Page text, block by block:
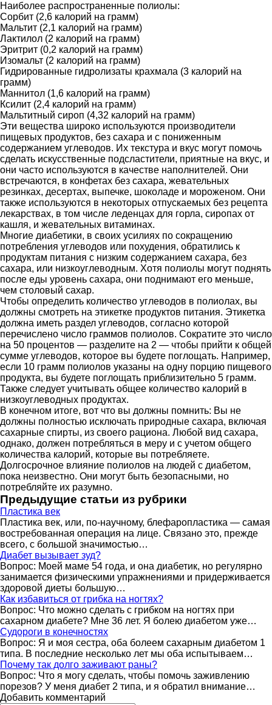
Наиболее распространенные полиолы:
Сорбит (2,6 калорий на грамм)
Мальтит (2,1 калорий на грамм)
Лактилол (2 калорий на грамм)
Эритрит (0,2 калорий на грамм)
Изомальт (2 калорий на грамм)
Гидрированные гидролизаты крахмала (3 калорий на
грамм)
Маннитол (1,6 калорий на грамм)
Ксилит (2,4 калорий на грамм)
Мальтитный сироп (4,32 калорий на грамм)
Эти вещества широко используются производители
пищевых продуктов, без сахара и с пониженным
содержанием углеводов. Их текстура и вкус могут помочь
сделать искусственные подсластители, приятные на вкус, и
они часто используются в качестве наполнителей. Они
встречаются, в конфетах без сахара, жевательных
резинках, десертах, выпечке, шоколаде и мороженом. Они
также используются в некоторых отпускаемых без рецепта
лекарствах, в том числе леденцах для горла, сиропах от
кашля, и жевательных витаминах.
Многие диабетики, в своих усилиях по сокращению
потребления углеводов или похудения, обратились к
продуктам питания с низким содержанием сахара, без
сахара, или низкоуглеводным. Хотя полиолы могут поднять
после еды уровень сахара, они поднимают его меньше,
чем столовый сахар.
Чтобы определить количество углеводов в полиолах, вы
должны смотреть на этикетке продуктов питания. Этикетка
должна иметь раздел углеводов, согласно которой
перечислено число граммов полиолов. Сократите это число
на 50 процентов — разделите на 2 — чтобы прийти к общей
сумме углеводов, которое вы будете поглощать. Например,
если 10 грамм полиолов указаны на одну порцию пищевого
продукта, вы будете поглощать приблизительно 5 грамм.
Также следует учитывать общее количество калорий в
низкоуглеводных продуктах.
В конечном итоге, вот что вы должны помнить: Вы не
должны полностью исключать природные сахара, включая
сахарные спирты, из своего рациона. Любой вид сахара,
однако, должен потребляться в меру и с учетом общего
количества калорий, которые вы потребляете.
Долгосрочное влияние полиолов на людей с диабетом,
пока неизвестно. Они могут быть безопасными, но
потребляйте их разумно.
Предыдущие статьи из рубрики
Пластика век
Пластика век, или, по-научному, блефаропластика — самая
востребованная операция на лице. Связано это, прежде
всего, с большой значимостью…
Диабет вызывает зуд?
Вопрос: Моей маме 54 года, и она диабетик, но регулярно
занимается физическими упражнениями и придерживается
здоровой диеты большую…
Как избавиться от грибка на ногтях?
Вопрос: Что можно сделать с грибком на ногтях при
сахарном диабете? Мне 36 лет. Я болею диабетом уже…
Судороги в конечностях
Вопрос: Я и моя сестра, оба болеем сахарным диабетом 1
типа. В последние несколько лет мы оба испытываем…
Почему так долго заживают раны?
Вопрос: Что я могу сделать, чтобы помочь заживлению
порезов? У меня диабет 2 типа, и я обратил внимание…
Добавить комментарий